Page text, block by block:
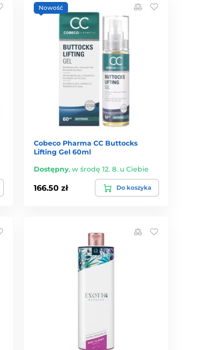
Nowość
Cobeco Pharma CC Buttocks
Lifting Gel 60ml
Dostępny,w środę 12. 8. u Ciebie
166.50 zł Do koszyka